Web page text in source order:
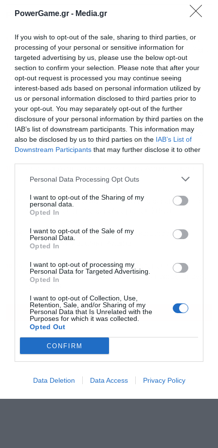
PowerGame.gr - Media.gr
If you wish to opt-out of the sale, sharing to third parties, or
processing of your personal or sensitive information for
targeted advertising by us, please use the below opt-out
section to confirm your selection. Please note that after your
opt-out request is processed you may continue seeing
interest-based ads based on personal information utilized by
us or personal information disclosed to third parties prior to
your opt-out. You may separately opt-out of the further
disclosure of your personal information by third parties on the
IAB’s list of downstream participants. This information may
also be disclosed by us to third parties on the IAB’s List of
Downstream Participants that may further disclose it to other
Personal Data Processing Opt Outs
I want to opt-out of the Sharing of my
personal data.
Opted In
I want to opt-out of the Sale of my
Personal Data.
Opted In
I want to opt-out of processing my
Personal Data for Targeted Advertising.
Opted In
I want to opt-out of Collection, Use,
Retention, Sale, and/or Sharing of my
Personal Data that Is Unrelated with the
Purposes for which it was collected.
Opted Out
CONFIRM
Data Deletion Data Access Privacy Policy
ΡΟΗ ΕΙΔΗΣΕΩΝ ΔΗΜΟΦΙΛΗ
13:33 Η Ελλάδα κερδίζει τους Ευρωπαίους ανταγωνιστές
στον τομέα των εξαγωγών: Άνοδος μεριδίων σε 9 από
11 κλάδους
12:54
Μεγάλη έξοδος των εκδρομέων του Αυγούστου:
Πάνω από 100.000 επιβάτες φεύγουν από Πειραιά,
Ραφήνα, Λαύριο
12:28
Αραγτσί: Στον πάγο η συμφωνία που καθορίζει νέες
διαδρομές ναυσιπλοΐας – Δεν συζητάμε όσο οι ΗΠΑ
κάνουν επιθέσεις
όρισε ο Νίκος Χαρδαλιάς
Τρόμος στον αέρα για δύο επιβατηγά αεροπλάνα: Παρά
λίγο σύγκρουση στο αεροδρόμιο του Σίδνεϊ
Οι Χούθι έπληξαν πετρελαϊκή εγκατάσταση της
Aramco στη Σαουδική Αραβία
Η “Εστία” ξαναχτύπησε για Διαμαντοπούλου,
Χριστοδουλάκη: “Φαντασιόπληκτο ρεπορτάζ” απαντά
ΟΛΕΣ ΟΙ ΕΙΔΗΣΕΙΣ